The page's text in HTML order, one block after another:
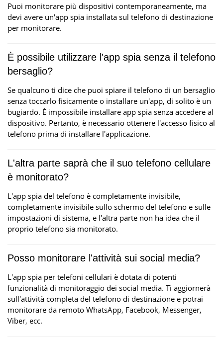
Puoi monitorare più dispositivi contemporaneamente, ma
devi avere un'app spia installata sul telefono di destinazione
per monitorare.
È possibile utilizzare l'app spia senza il telefono
bersaglio?
Se qualcuno ti dice che puoi spiare il telefono di un bersaglio
senza toccarlo fisicamente o installare un'app, di solito è un
bugiardo. È impossibile installare app spia senza accedere al
dispositivo. Pertanto, è necessario ottenere l'accesso fisico al
telefono prima di installare l'applicazione.
L'altra parte saprà che il suo telefono cellulare
è monitorato?
L'app spia del telefono è completamente invisibile,
completamente invisibile sullo schermo del telefono e sulle
impostazioni di sistema, e l'altra parte non ha idea che il
proprio telefono sia monitorato.
Posso monitorare l'attività sui social media?
L'app spia per telefoni cellulari è dotata di potenti
funzionalità di monitoraggio dei social media. Ti aggiornerà
sull'attività completa del telefono di destinazione e potrai
monitorare da remoto WhatsApp, Facebook, Messenger,
Viber, ecc.